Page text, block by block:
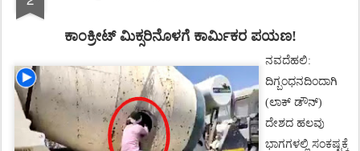
ಕಾಂಕ್ರೀಟ್ ಮಿಕ್ಸರಿನೊಳಗೆ ಕಾರ್ಮಿಕರ ಪಯಣ!
ನವದೆಹಲಿ:
ದಿಗ್ಬಂಧನದಿಂದಾಗಿ
(ಲಾಕ್ ಡೌನ್)
ದೇಶದ ಹಲವು
ಭಾಗಗಳಲ್ಲಿ ಸಂಕಷ್ಟಕ್ಕೆ